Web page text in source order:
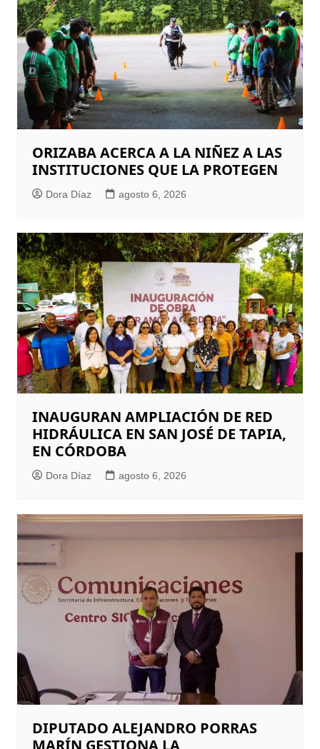
ORIZABA ACERCA A LA NIÑEZ A LAS
INSTITUCIONES QUE LA PROTEGEN
Dora Díaz agosto 6, 2026
INAUGURAN AMPLIACIÓN DE RED
HIDRÁULICA EN SAN JOSÉ DE TAPIA,
EN CÓRDOBA
Dora Díaz agosto 6, 2026
DIPUTADO ALEJANDRO PORRAS